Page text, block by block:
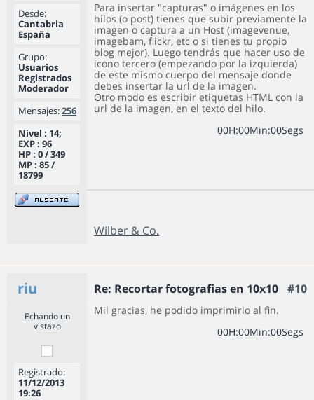
Desde:
Cantabria
España
Grupo:
Usuarios
Registrados
Moderador
Mensajes:256
Nivel : 14;
EXP : 96
HP : 0 / 349
MP : 85 /
18799
Para insertar "capturas" o imágenes en los
hilos (o post) tienes que subir previamente la
imagen o captura a un Host (imagevenue,
imagebam, flickr, etc o si tienes tu propio
blog mejor). Luego tendrás que hacer uso de
icono tercero (empezando por la izquierda)
de este mismo cuerpo del mensaje donde
debes insertar la url de la imagen.
Otro modo es escribir etiquetas HTML con la
url de la imagen, en el texto del hilo.
00H:00Min:00Segs
Wilber & Co.
riu Re: Recortar fotografias en 10x10 #10
Echando un
vistazo
Registrado:
11/12/2013
19:26
Mil gracias, he podido imprimirlo al fin.
00H:00Min:00Segs